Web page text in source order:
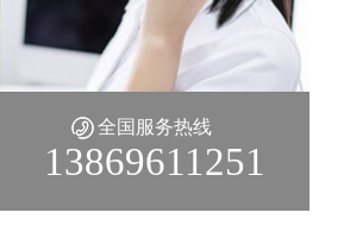
全国服务热线
13869611251